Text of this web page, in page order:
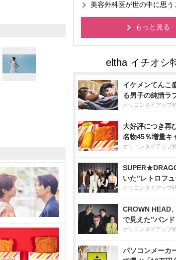
美容外科医が世の中に思う
もっと見る
イケメンてんこ
る男子の純情ラ
オリコンタイアップ
大好評につき再
名物45％増量キ
オリコンタイアップ
いた”レトロフ
オリコンタイアップ
CROWN HEAD
で見えた”バン
オリコンタイアップ
パソコンメーカ